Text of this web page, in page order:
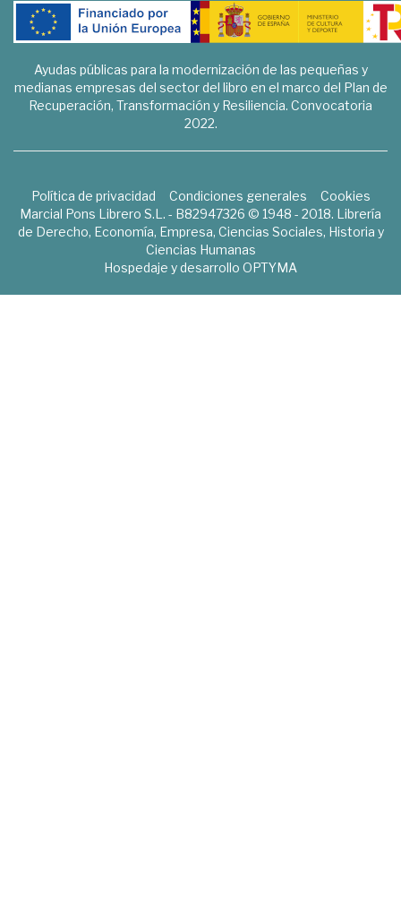
Ayudas públicas para la modernización de las pequeñas y
medianas empresas del sector del libro en el marco del Plan de
Recuperación, Transformación y Resiliencia. Convocatoria
2022.
Política de privacidad Condiciones generales
Cookies
Marcial Pons Librero S.L. - B82947326 © 1948 - 2018. Librería
de Derecho, Economía, Empresa, Ciencias Sociales, Historia y
Ciencias Humanas
Hospedaje y desarrollo OPTYMA